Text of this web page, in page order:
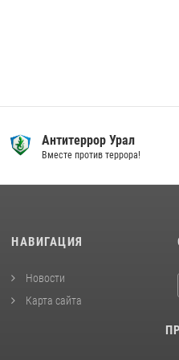
Антитеррор Урал
Вместе против террора!
НАВИГАЦИЯ
Новости
Карта сайта